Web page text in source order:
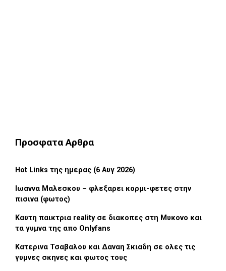
Προσφατα Αρθρα
Hot Links της ημερας (6 Αυγ 2026)
Ιωαννα Μαλεσκου – φλεξαρει κορμι-φετες στην
πισινα (φωτος)
Καυτη παικτρια reality σε διακοπες στη Μυκονο και
τα γυμνα της απο Onlyfans
Κατερινα Τσαβαλου και Δαναη Σκιαδη σε ολες τις
γυμνες σκηνες και φωτος τους